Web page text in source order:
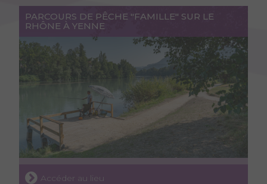
PARCOURS DE PÊCHE "FAMILLE" SUR LE
RHÔNE À YENNE
Accéder au lieu